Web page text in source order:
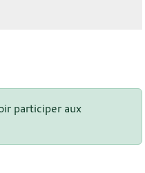
participer aux